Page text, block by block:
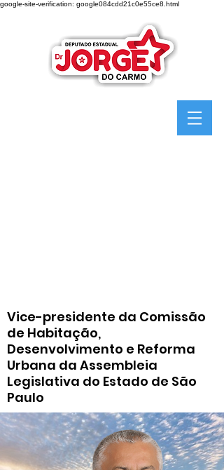
google-site-verification: google084cdd21c0e55ce8.html
Vice-presidente da Comissão
de Habitação,
Desenvolvimento e Reforma
Urbana da Assembleia
Legislativa do Estado de São
Paulo